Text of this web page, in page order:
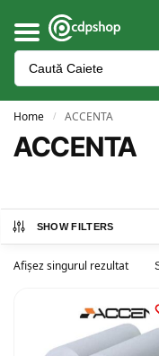
Home / ACCENTA
ACCENTA
SHOW FILTERS
Afișez singurul rezultat